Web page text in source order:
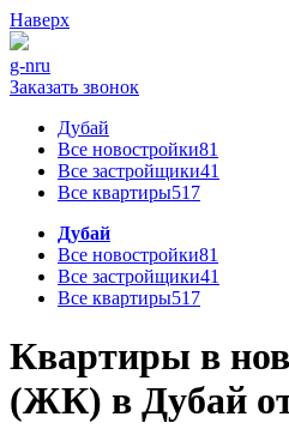
Наверх
g-nru
Заказать звонок
Дубай
Все новостройки81
Все застройщики41
Все квартиры517
Дубай
Все новостройки81
Все застройщики41
Все квартиры517
Квартиры в
(ЖК) в Дубай